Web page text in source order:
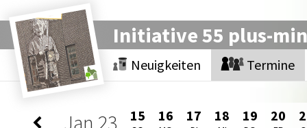
Initiative 55 plus-
Neuigkeiten Termine
Jan 23 15 16 17 18 19 20